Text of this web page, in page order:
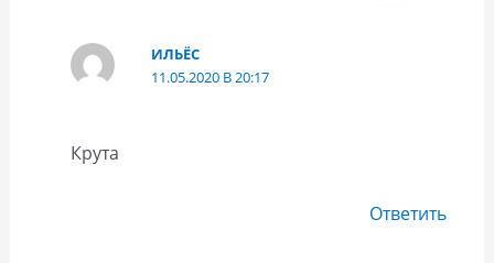
ИЛЬЁС
11.05.2020 В 20:17
Крута
Ответить